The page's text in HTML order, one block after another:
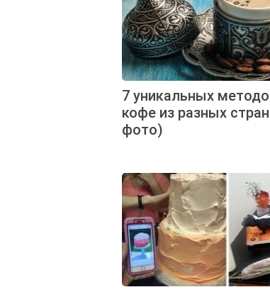
7 уникальных
кофе из разных
фото)